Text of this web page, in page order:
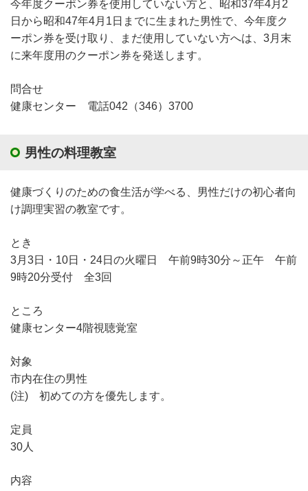
今年度クーポン券を使用していない方と、昭和37年4月2
日から昭和47年4月1日までに生まれた男性で、今年度ク
ーポン券を受け取り、まだ使用していない方へは、3月末
に来年度用のクーポン券を発送します。
問合せ
健康センター 電話042（346）3700
男性の料理教室
健康づくりのための食生活が学べる、男性だけの初心者向
け調理実習の教室です。
とき
3月3日・10日・24日の火曜日 午前9時30分～正午 午前
9時20分受付 全3回
ところ
健康センター4階視聴覚室
対象
市内在住の男性
(注) 初めての方を優先します。
定員
30人
内容